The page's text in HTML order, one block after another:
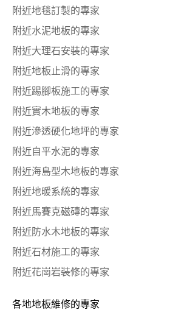
附近地毯訂製的專家
附近水泥地板的專家
附近大理石安裝的專家
附近地板止滑的專家
附近踢腳板施工的專家
附近實木地板的專家
附近滲透硬化地坪的專家
附近自平水泥的專家
附近海島型木地板的專家
附近地暖系統的專家
附近馬賽克磁磚的專家
附近防水木地板的專家
附近石材施工的專家
附近花崗岩裝修的專家
各地地板維修的專家